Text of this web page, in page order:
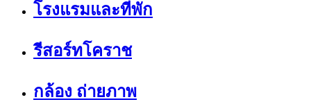
โรงแรมและที่พัก
รีสอร์ทโคราช
กล้อง ถ่ายภาพ